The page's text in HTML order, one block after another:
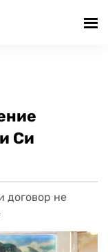
Си
договор не